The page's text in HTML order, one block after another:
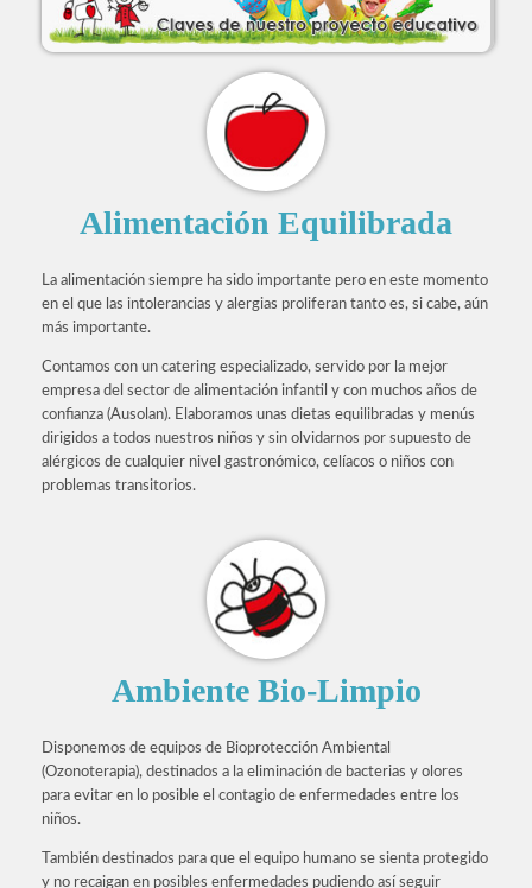
Alimentación Equilibrada
La alimentación siempre ha sido importante pero en este momento
en el que las intolerancias y alergias proliferan tanto es, si cabe, aún
más importante.
Contamos con un catering especializado, servido por la mejor
empresa del sector de alimentación infantil y con muchos años de
confianza (Ausolan). Elaboramos unas dietas equilibradas y menús
dirigidos a todos nuestros niños y sin olvidarnos por supuesto de
alérgicos de cualquier nivel gastronómico, celíacos o niños con
problemas transitorios.
Ambiente Bio-Limpio
Disponemos de equipos de Bioprotección Ambiental
(Ozonoterapia), destinados a la eliminación de bacterias y olores
para evitar en lo posible el contagio de enfermedades entre los
niños.
También destinados para que el equipo humano se sienta protegido
y no recaigan en posibles enfermedades pudiendo así seguir